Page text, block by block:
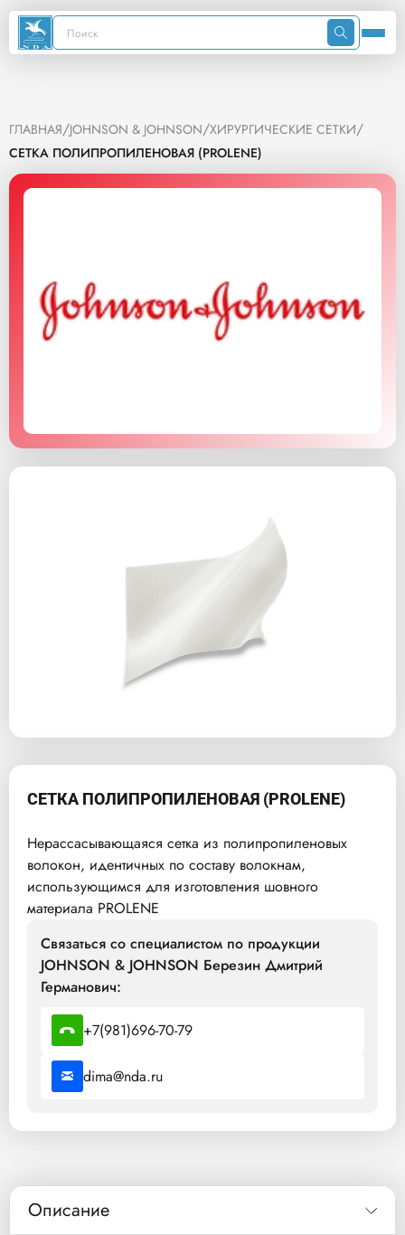
ГЛАВНАЯ/JOHNSON & JOHNSON/ХИРУРГИЧЕСКИЕ СЕТКИ/
СЕТКА ПОЛИПРОПИЛЕНОВАЯ (PROLENE)
СЕТКА ПОЛИПРОПИЛЕНОВАЯ (PROLENE)
Нерассасывающаяся сетка из полипропиленовых
волокон, идентичных по составу волокнам,
использующимся для изготовления шовного
материала PROLENE
Связаться со специалистом по продукции
JOHNSON & JOHNSON Березин Дмитрий
Германович:
+7(981)696-70-79
dima@nda.ru
Описание